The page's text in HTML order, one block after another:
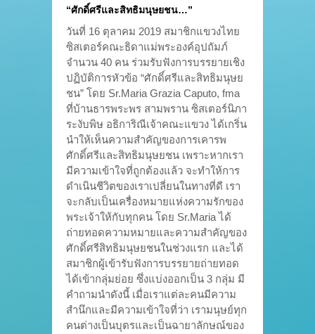
“ศักดิ์ศรีและสิทธิมนุษยชน…”
วันที่ 16 ตุลาคม 2019 สมาชิกแขวงไทย
ซิสเตอร์คณะธิดาแม่พระองค์อุปถัมภ์
จำนวน 40 คน ร่วมรับฟังการบรรยายเชิง
ปฏิบัติการหัวข้อ “ศักดิ์ศรีและสิทธิมนุษย
ชน” โดย Sr.Maria Grazia Caputo, fma
ที่บ้านธารพระพร สามพราน ซิสเตอร์นิภา
ระงับพิษ อธิการิณีเจ้าคณะแขวง ได้เกริ่น
นำให้เห็นความสำคัญของการเคารพ
ศักดิ์ศรีและสิทธิมนุษยชน เพราะหากเรา
มีความเข้าใจที่ถูกต้องแล้ว จะทำให้การ
ดำเนินชีวิตของเราเปลี่ยนในทางที่ดี เรา
จะกลับเป็นเครื่องหมายแห่งความรักของ
พระเจ้าให้กับทุกคน โดย Sr.Maria ได้
ถ่ายทอดความหมายและความสำคัญของ
ศักดิ์ศรีสิทธิมนุษยชนในช่วงแรก และได้
สมาชิกผู้เข้ารับฟังการบรรยายถ่ายทอด
ได้เข้ากลุ่มย่อย ซึ่งแบ่งออกเป็น 3 กลุ่ม มี
คำถามนำดังนี้ เมื่อเราแต่ละคนมีความ
สำนึกและมีความเข้าใจที่ว่า เรามนุษย์ทุก
คนต่างเป็นบุตรและเป็นฉายาลักษณ์ของ